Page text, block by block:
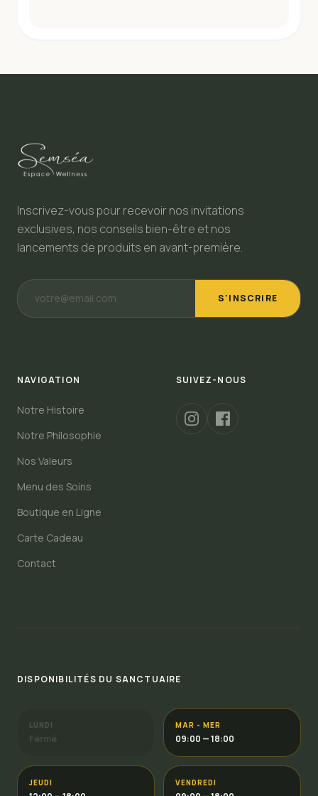
Inscrivez-vous pour recevoir nos invitations
exclusives, nos conseils bien-être et nos
lancements de produits en avant-première.
S'INSCRIRE
NAVIGATION
Notre Histoire
Notre Philosophie
Nos Valeurs
Menu des Soins
Boutique en Ligne
Carte Cadeau
Contact
SUIVEZ-NOUS
DISPONIBILITÉS DU SANCTUAIRE
LUNDI
Fermé
MAR - MER
09:00 — 18:00
JEUDI VENDREDI